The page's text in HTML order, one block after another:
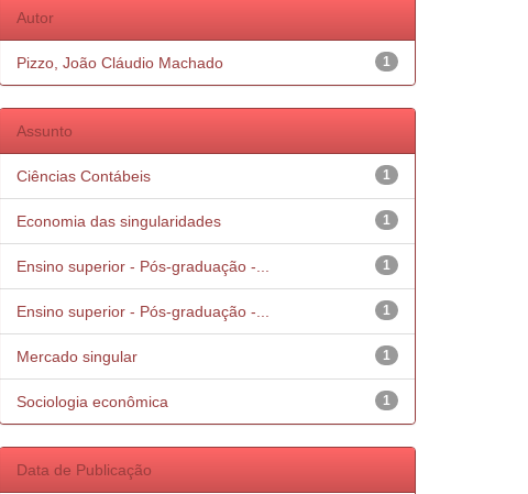
Autor
1
Pizzo, João Cláudio Machado
Assunto
1
Ciências Contábeis
1
Economia das singularidades
1
Ensino superior - Pós-graduação -...
1
Ensino superior - Pós-graduação -...
1
Mercado singular
1
Sociologia econômica
Data de Publicação